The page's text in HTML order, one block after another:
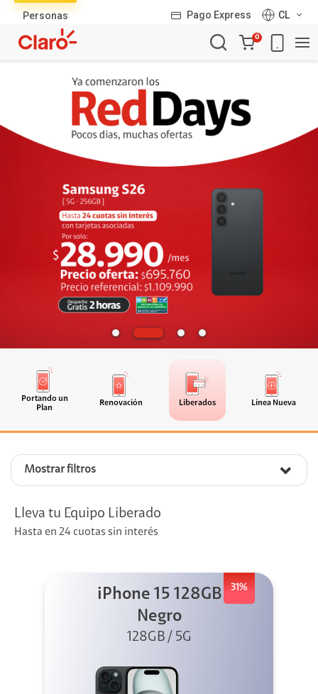
Personas Pago Express
CL
Carro
de
0
Portando un
Plan
Renovación Liberados Línea Nueva
Mostrar filtros
productos
Lleva tu Equipo Liberado
Hasta en 24 cuotas sin interés
31%
iPhone 15 128GB
Negro
128GB / 5G